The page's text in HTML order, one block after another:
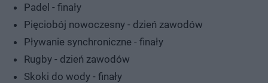
Padel - finały
Pięciobój nowoczesny - dzień zawodów
Pływanie synchroniczne - finały
Rugby - dzień zawodów
Skoki do wody - finały